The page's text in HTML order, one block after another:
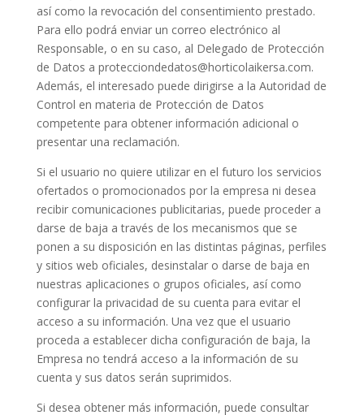
así como la revocación del consentimiento prestado.
Para ello podrá enviar un correo electrónico al
Responsable, o en su caso, al Delegado de Protección
de Datos a protecciondedatos@horticolaikersa.com.
Además, el interesado puede dirigirse a la Autoridad de
Control en materia de Protección de Datos
competente para obtener información adicional o
presentar una reclamación.
Si el usuario no quiere utilizar en el futuro los servicios
ofertados o promocionados por la empresa ni desea
recibir comunicaciones publicitarias, puede proceder a
darse de baja a través de los mecanismos que se
ponen a su disposición en las distintas páginas, perfiles
y sitios web oficiales, desinstalar o darse de baja en
nuestras aplicaciones o grupos oficiales, así como
configurar la privacidad de su cuenta para evitar el
acceso a su información. Una vez que el usuario
proceda a establecer dicha configuración de baja, la
Empresa no tendrá acceso a la información de su
cuenta y sus datos serán suprimidos.
Si desea obtener más información, puede consultar